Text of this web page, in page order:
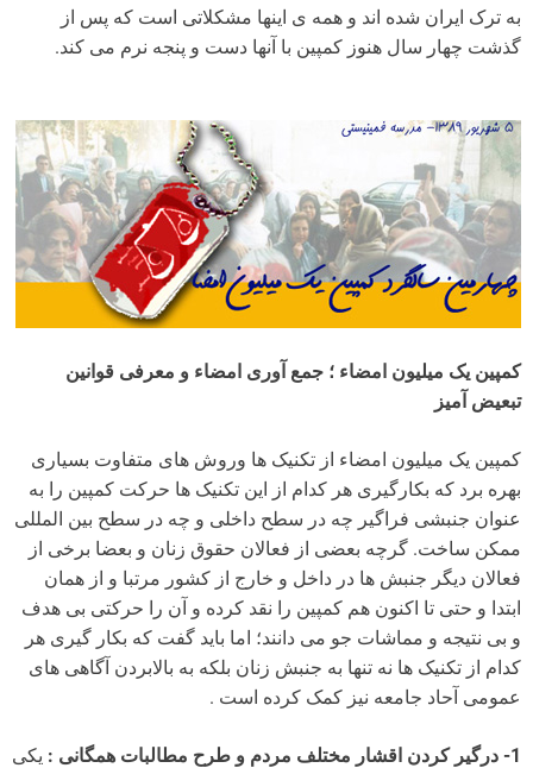
به ترک ایران شده اند و همه ی اینها مشکلاتی است که پس از
گذشت چهار سال هنوز کمپین با آنها دست و پنجه نرم می کند.
کمپین یک میلیون امضاء ؛ جمع آوری امضاء و معرفی قوانین
تبعیض آمیز
کمپین یک میلیون امضاء از تکنیک ها وروش های متفاوت بسیاری
بهره برد که بکارگیری هر کدام از این تکنیک ها حرکت کمپین را به
عنوان جنبشی فراگیر چه در سطح داخلی و چه در سطح بین المللی
ممکن ساخت. گرچه بعضی از فعالان حقوق زنان و بعضا برخی از
فعالان دیگر جنبش ها در داخل و خارج از کشور مرتبا و از همان
ابتدا و حتی تا اکنون هم کمپین را نقد کرده و آن را حرکتی بی هدف
و بی نتیجه و مماشات جو می دانند؛ اما باید گفت که بکار گیری هر
کدام از تکنیک ها نه تنها به جنبش زنان بلکه به بالابردن آگاهی های
عمومی آحاد جامعه نیز کمک کرده است .
1- درگیر کردن اقشار مختلف مردم و طرح مطالبات همگانی :
یکی